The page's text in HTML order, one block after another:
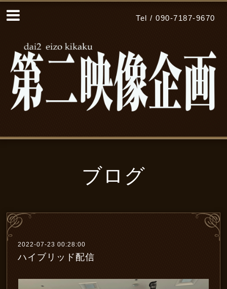
Tel / 090-7187-9670
ブログ
2022-07-23 00:28:00
ハイブリッド配信